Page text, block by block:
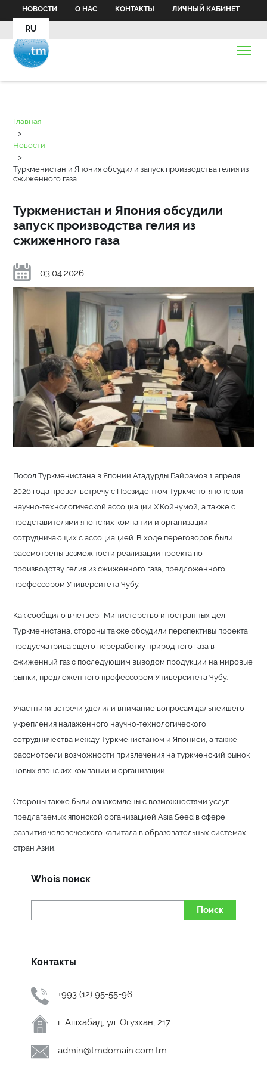
НОВОСТИ О НАС КОНТАКТЫ ЛИЧНЫЙ КАБИНЕТ
RU
Главная
>
Новости
>
Туркменистан и Япония обсудили запуск производства гелия из
сжиженного газа
Туркменистан и Япония обсудили
запуск производства гелия из
сжиженного газа
03.04.2026
Посол Туркменистана в Японии Атадурды Байрамов 1 апреля
2026 года провел встречу с Президентом Туркмено-японской
научно-технологической ассоциации Х.Койнумой, а также с
представителями японских компаний и организаций,
сотрудничающих с ассоциацией. В ходе переговоров были
рассмотрены возможности реализации проекта по
производству гелия из сжиженного газа, предложенного
профессором Университета Чубу.
Как сообщило в четверг Министерство иностранных дел
Туркменистана, стороны также обсудили перспективы проекта,
предусматривающего переработку природного газа в
сжиженный газ с последующим выводом продукции на мировые
рынки, предложенного профессором Университета Чубу.
Участники встречи уделили внимание вопросам дальнейшего
укрепления налаженного научно-технологического
сотрудничества между Туркменистаном и Японией, а также
рассмотрели возможности привлечения на туркменский рынок
новых японских компаний и организаций.
Стороны также были ознакомлены с возможностями услуг,
предлагаемых японской организацией Asia Seed в сфере
развития человеческого капитала в образовательных системах
стран Азии.
Whois поиск
Поиск
Контакты
+993 (12) 95-55-96
г. Ашхабад, ул. Огузхан, 217.
admin@tmdomain.com.tm